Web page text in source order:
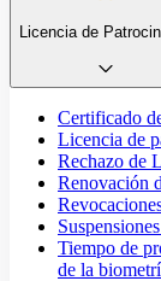
Licencia de
Certificado
Licencia de
Rechazo de
Renovación
Tiempo de
de la